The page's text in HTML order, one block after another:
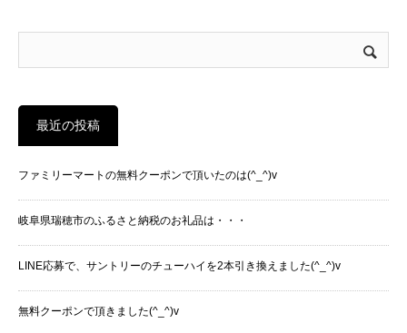
最近の投稿
ファミリーマートの無料クーポンで頂いたのは(^_^)v
岐阜県瑞穂市のふるさと納税のお礼品は・・・
LINE応募で、サントリーのチューハイを2本引き換えました(^_^)v
無料クーポンで頂きました(^_^)v